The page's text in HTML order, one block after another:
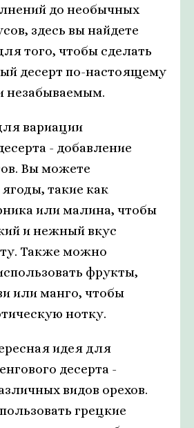
до необычных
здесь вы найдете
того, чтобы сделать
десерт по-настоящему
незабываемым.
вариации
- добавление
Вы можете
такие как
или малина, чтобы
и нежный вкус
Также можно
фрукты,
или манго, чтобы
нотку.
идея для
десерта -
видов орехов.
грецкие